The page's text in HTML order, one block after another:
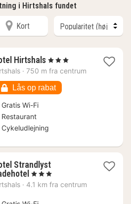
i Hirtshals fundet
Kort
Hirtshals1
nat
1036
kr.
, 3 Stjerner
· 750 m fra centrum
Lås op rabat
Gratis Wi-Fi
Restaurant
Cykeludlejning
Strandlyst
1
nat
699
, 3 Stjerner
· 4.1 km fra centrum